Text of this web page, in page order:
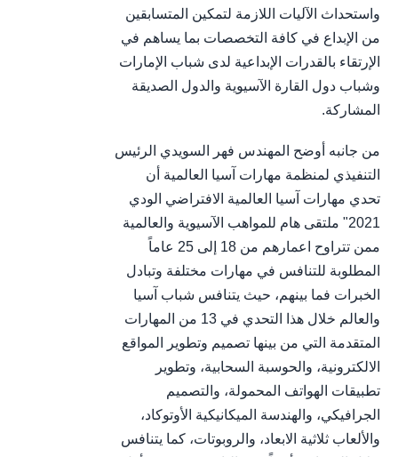
واستحداث الآليات اللازمة لتمكين المتسابقين
من الإبداع في كافة التخصصات بما يساهم في
الإرتقاء بالقدرات الإبداعية لدى شباب الإمارات
وشباب دول القارة الآسيوية والدول الصديقة
المشاركة.
من جانبه أوضح المهندس فهر السويدي الرئيس
التنفيذي لمنظمة مهارات آسيا العالمية أن
تحدي مهارات آسيا العالمية الافتراضي الودي
2021" ملتقى هام للمواهب الآسيوية والعالمية
ممن تتراوح اعمارهم من 18 إلى 25 عاماً
المطلوبة للتنافس في مهارات مختلفة وتبادل
الخبرات فما بينهم، حيث يتنافس شباب آسيا
والعالم خلال هذا التحدي في 13 من المهارات
المتقدمة التي من بينها تصميم وتطوير المواقع
الالكترونية، والحوسبة السحابية، وتطوير
تطبيقات الهواتف المحمولة، والتصميم
الجرافيكي، والهندسة الميكانيكية الأوتوكاد،
والألعاب ثلاثية الابعاد، والروبوتات، كما يتنافس